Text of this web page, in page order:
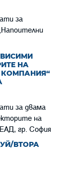
за
НА
за двама
на
ЕАД, гр. София
ВТОРА